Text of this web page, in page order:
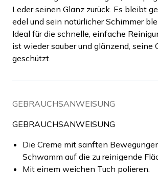
Leder seinen Glanz zurück. Es bleibt
edel und sein natürlicher Schimmer
Ideal für die schnelle, einfache
ist wieder sauber und glänzend, seine
geschützt.
GEBRAUCHSANWEISUNG
GEBRAUCHSANWEISUNG
Die Creme mit sanften
Schwamm auf die zu reinigende
Mit einem weichen Tuch polieren.